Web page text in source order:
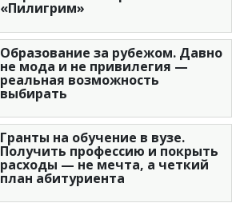
«Пилигрим»
Образование за рубежом. Давно
не мода и не привилегия —
реальная возможность
выбирать
Гранты на обучение в вузе.
Получить профессию и покрыть
расходы — не мечта, а четкий
план абитуриента